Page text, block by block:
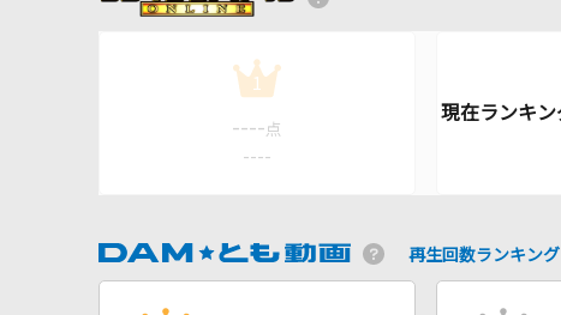
1
---- 点
----
再生回数ランキング